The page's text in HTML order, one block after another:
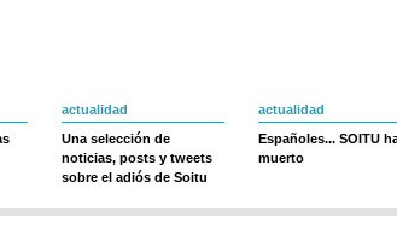
actualidad
Una selección de
noticias, posts y tweets
sobre el adiós de Soitu
actualidad
Españoles... SOITU
muerto